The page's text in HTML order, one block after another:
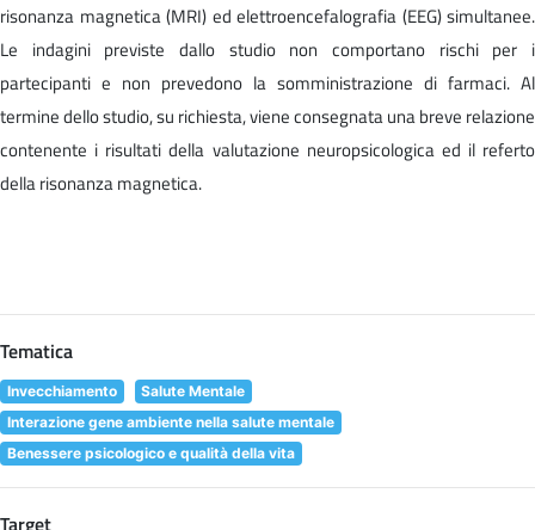
risonanza magnetica (MRI) ed elettroencefalografia (EEG) simultanee.
Le indagini previste dallo studio non comportano rischi per i
partecipanti e non prevedono la somministrazione di farmaci. Al
termine dello studio, su richiesta, viene consegnata una breve relazione
contenente i risultati della valutazione neuropsicologica ed il referto
della risonanza magnetica.
Tematica
Invecchiamento
Salute Mentale
Interazione gene ambiente nella salute mentale
Benessere psicologico e qualità della vita
Target